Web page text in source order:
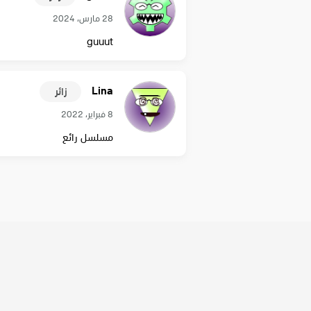
28 مارس، 2024
guuut
Lina زائر
8 فبراير، 2022
مسلسل رائع